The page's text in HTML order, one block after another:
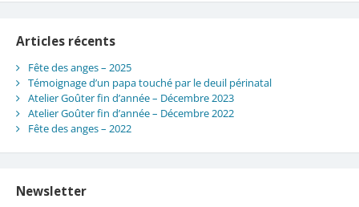
Articles récents
Fête des anges – 2025
Témoignage d’un papa touché par le deuil périnatal
Atelier Goûter fin d’année – Décembre 2023
Atelier Goûter fin d’année – Décembre 2022
Fête des anges – 2022
Newsletter